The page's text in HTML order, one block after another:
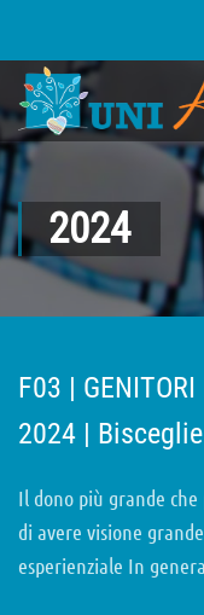
2024
F03 |
2024 |
Il dono più grande
di avere visione
esperienziale In